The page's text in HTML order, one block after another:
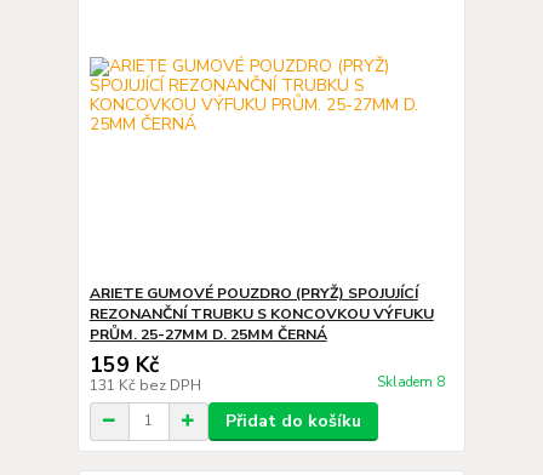
ARIETE GUMOVÉ POUZDRO (PRYŽ) SPOJUJÍCÍ
REZONANČNÍ TRUBKU S KONCOVKOU VÝFUKU
PRŮM. 25-27MM D. 25MM ČERNÁ
159 Kč
131 Kč bez DPH Skladem 8
Přidat do košíku